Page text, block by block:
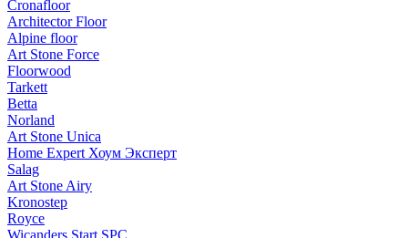
Cronafloor
Architector Floor
Alpine floor
Art Stone Force
Floorwood
Tarkett
Betta
Norland
Art Stone Unica
Home Expert Хоум Эксперт
Salag
Art Stone Airy
Kronostep
Royce
Wicanders Start SPC